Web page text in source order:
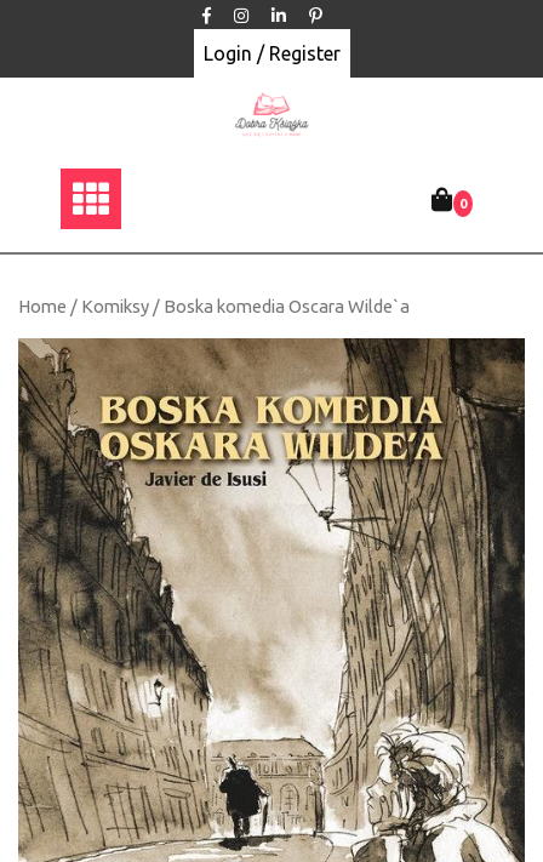
Login / Register
0
Home / Komiksy / Boska komedia Oscara Wilde`a